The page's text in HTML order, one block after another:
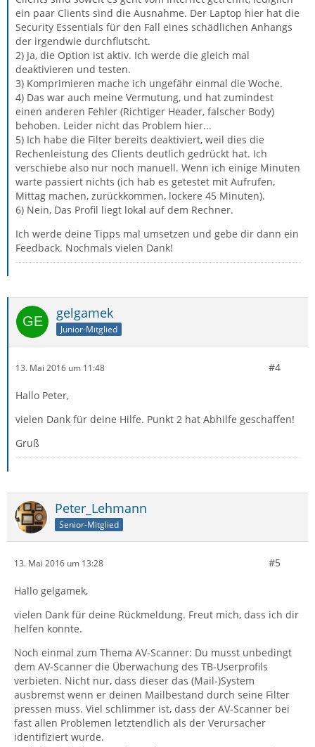
ein paar Clients sind die Ausnahme. Der Laptop hier hat die
Security Essentials für den Fall eines schädlichen Anhangs
der irgendwie durchflutscht.
2) Ja, die Option ist aktiv. Ich werde die gleich mal
deaktivieren und testen.
3) Komprimieren mache ich ungefähr einmal die Woche.
4) Das war auch meine Vermutung, und hat zumindest
einen anderen Fehler (Richtiger Header, falscher Body)
behoben. Leider nicht das Problem hier...
5) Ich habe die Filter bereits deaktiviert, weil dies die
Rechenleistung des Clients deutlich gedrückt hat. Ich
verschiebe also nur noch manuell. Wenn ich einige Minuten
warte passiert nichts (ich hab es getestet mit Aufrufen,
Mittag machen, zurückkommen, lockere 45 Minuten).
6) Nein, Das Profil liegt lokal auf dem Rechner.
Ich werde deine Tipps mal umsetzen und gebe dir dann ein
Feedback. Nochmals vielen Dank!
gelgamek
Junior-Mitglied
13. Mai 2016 um 11:48 #4
Hallo Peter,
vielen Dank für deine Hilfe. Punkt 2 hat Abhilfe geschaffen!
Gruß
Peter_Lehmann
Senior-Mitglied
13. Mai 2016 um 13:28 #5
Hallo gelgamek,
vielen Dank für deine Rückmeldung. Freut mich, dass ich dir
helfen konnte.
Noch einmal zum Thema AV-Scanner: Du musst unbedingt
dem AV-Scanner die Überwachung des TB-Userprofils
verbieten. Nicht nur, dass dieser das (Mail-)System
ausbremst wenn er deinen Mailbestand durch seine Filter
pressen muss. Viel schlimmer ist, dass der AV-Scanner bei
fast allen Problemen letztendlich als der Verursacher
identifiziert wurde.